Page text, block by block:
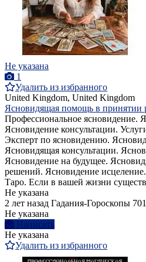
Не указана
1
Удалить из избранного
United Kingdom, United Kingdom
Ясновидящая помощь в принятии
Профессиональное ясновидение.
Ясновидение консультации.
Эксперт по ясновидению.
Ясновидящая консультации.
Ясновидение на будущее.
решений. Ясновидение
Таро. Если в вашей жизни
Не указана
2 лет назад Гадания-Гороскопы
Не указана
Написать
Не указана
Удалить из избранного